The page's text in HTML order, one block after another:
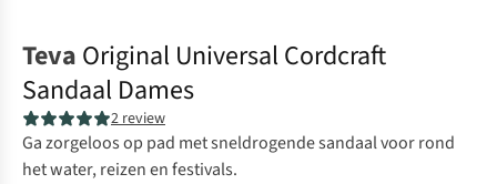
Teva Original Universal Cordcraft
Sandaal Dames
2 review
Ga zorgeloos op pad met sneldrogende sandaal voor rond
het water, reizen en festivals.